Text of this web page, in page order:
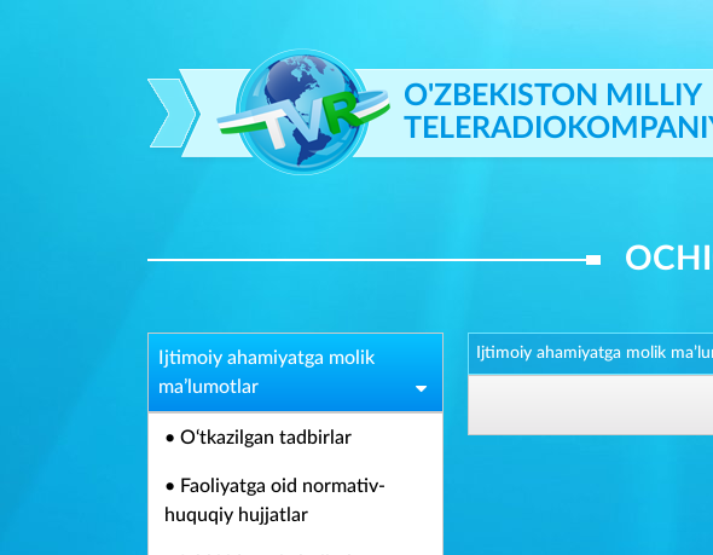
O'ZBEKISTON MILLIY
Ijtimoiy ahamiyatga molik
ma’lumotlar
• O‘tkazilgan tadbirlar
• Faoliyatga oid normativ-
huquqiy hujjatlar
Ijtimoiy ahamiyatga molik